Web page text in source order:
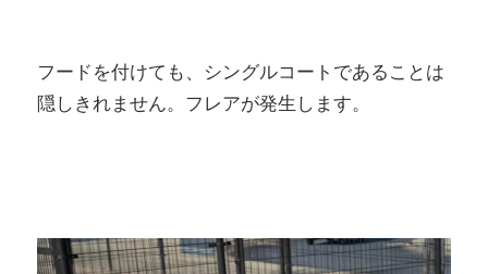
フードを付けても、シングルコートであることは
隠しきれません。フレアが発生します。